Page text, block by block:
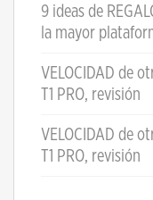
9 ideas de
la mayor
VELOCIDAD de
T1 PRO, revisión
VELOCIDAD de
T1 PRO, revisión